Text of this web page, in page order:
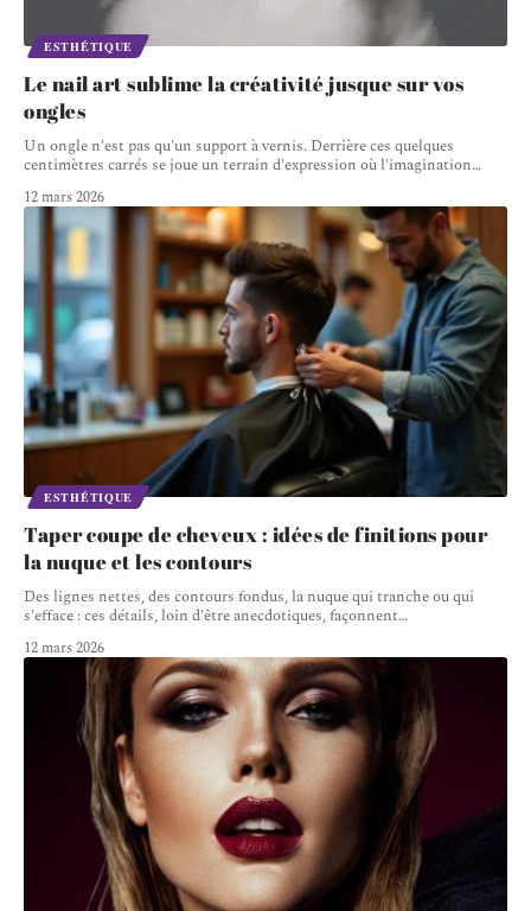
ESTHÉTIQUE
Le nail art sublime la créativité jusque sur vos
ongles
Un ongle n'est pas qu'un support à vernis. Derrière ces quelques
centimètres carrés se joue un terrain d'expression où l'imagination…
12 mars 2026
ESTHÉTIQUE
Taper coupe de cheveux : idées de finitions pour
la nuque et les contours
Des lignes nettes, des contours fondus, la nuque qui tranche ou qui
s'efface : ces détails, loin d'être anecdotiques, façonnent…
12 mars 2026